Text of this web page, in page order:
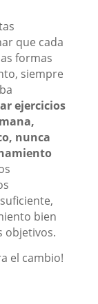
que cada
formas
siempre
ejercicios
nunca
bien
objetivos.
el cambio!